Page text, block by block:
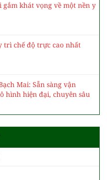
khát vọng về một nền y
trì chế độ trực cao nhất
Mai: Sẵn sàng vận
hình hiện đại, chuyên sâu